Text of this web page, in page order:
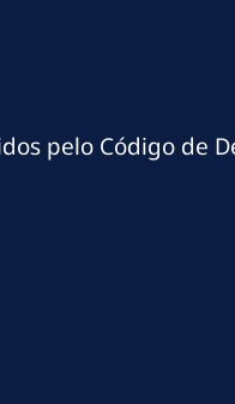
pelo Código de